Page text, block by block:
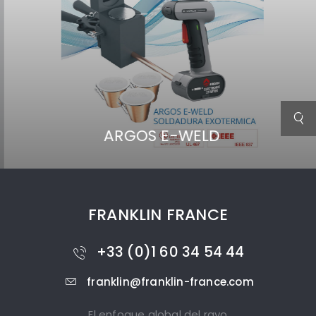
ARGOS E-WELD
FRANKLIN FRANCE
+33 (0)1 60 34 54 44
franklin@franklin-france.com